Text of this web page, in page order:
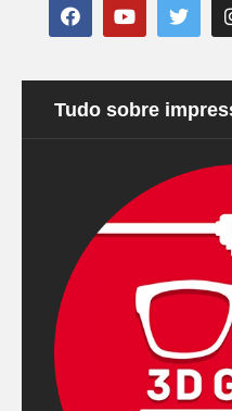
Tudo sobre